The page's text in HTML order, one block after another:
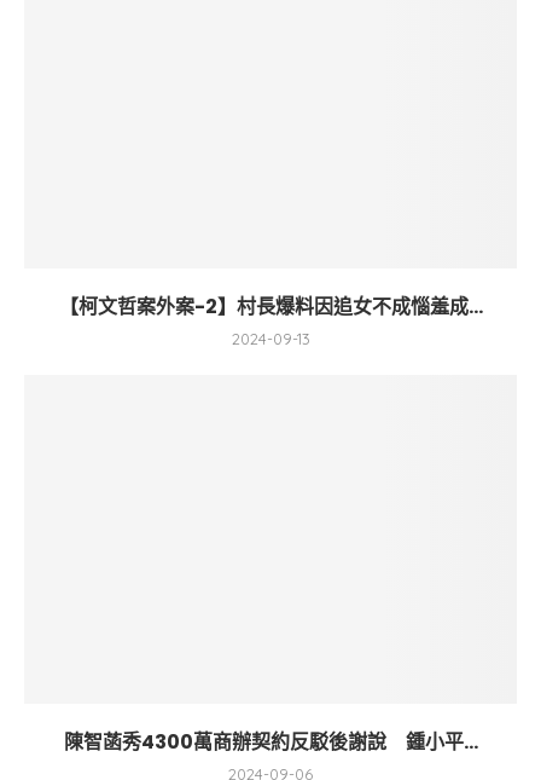
【柯文哲案外案-2】村長爆料因追女不成惱羞成...
2024-09-13
陳智菡秀4300萬商辦契約反駁後謝說 鍾小平...
2024-09-06